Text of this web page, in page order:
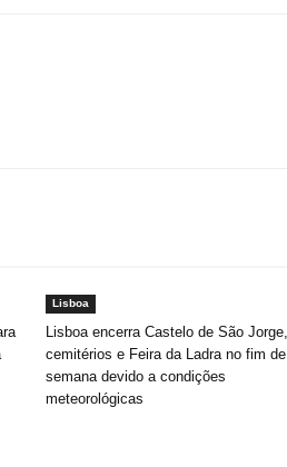
Lisboa
Lisboa encerra Castelo de São Jorge,
cemitérios e Feira da Ladra no fim de
semana devido a condições
meteorológicas